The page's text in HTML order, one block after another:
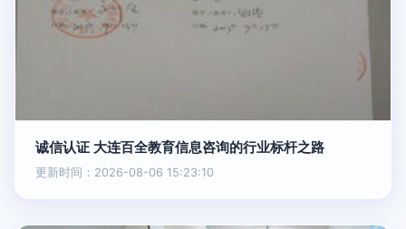
诚信认证 大连百全教育信息咨询的行业标杆之路
更新时间：2026-08-06 15:23:10